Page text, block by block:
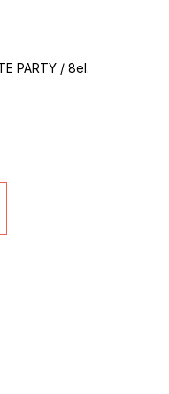
PARTY / 8el.